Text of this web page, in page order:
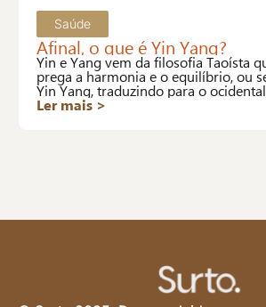
Saúde
Afinal, o que é Yin Yang?
Yin e Yang vem da filosofia Taoísta
prega a harmonia e o equilíbrio, ou
Yin Yang, traduzindo para o
que a definição de saúde da OMS.
Ler mais >